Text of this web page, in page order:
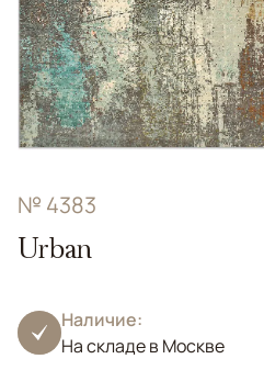
№ 4383
Urban
Наличие:
На складе в Москве